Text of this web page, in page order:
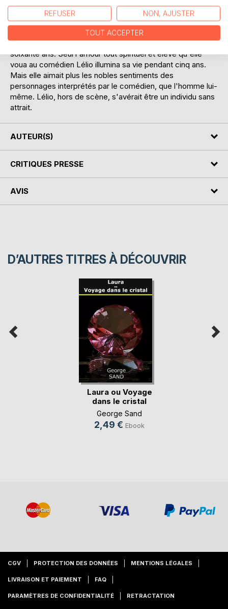
Pour échapper aux pressions de son entourage, elle se lia
au Vicomte de Larrieux, qui, contrairement aux autres,
n'était pas méchant. Il était bête cependant, et uniquement
préoccupé de plaisirs matériels. Elle lui resta fidèle durant
soixante ans. Seul l'amour tout spirituel et élevé qu'elle
voua au comédien Lélio illumina sa vie pendant cinq ans.
Mais elle aimait plus les nobles sentiments des
personnages interprétés par le comédien, que l'homme lui-
même. Lélio, hors de scène, s'avérait être un individu sans
attrait.
AUTEUR(S)
CRITIQUES PRESSE
AVIS
D’AUTRES TITRES À DÉCOUVRIR
Laura ou Voyage
dans le cristal
George Sand
2,49 € Ebook
CGV PROTECTION DES DONNÉES MENTIONS LÉGALES
LIVRAISON ET PAIEMENT FAQ
PARAMÈTRES DE CONFIDENTIALITÉ RETRACTATION
REFUSER NON, AJUSTER
TOUT ACCEPTER